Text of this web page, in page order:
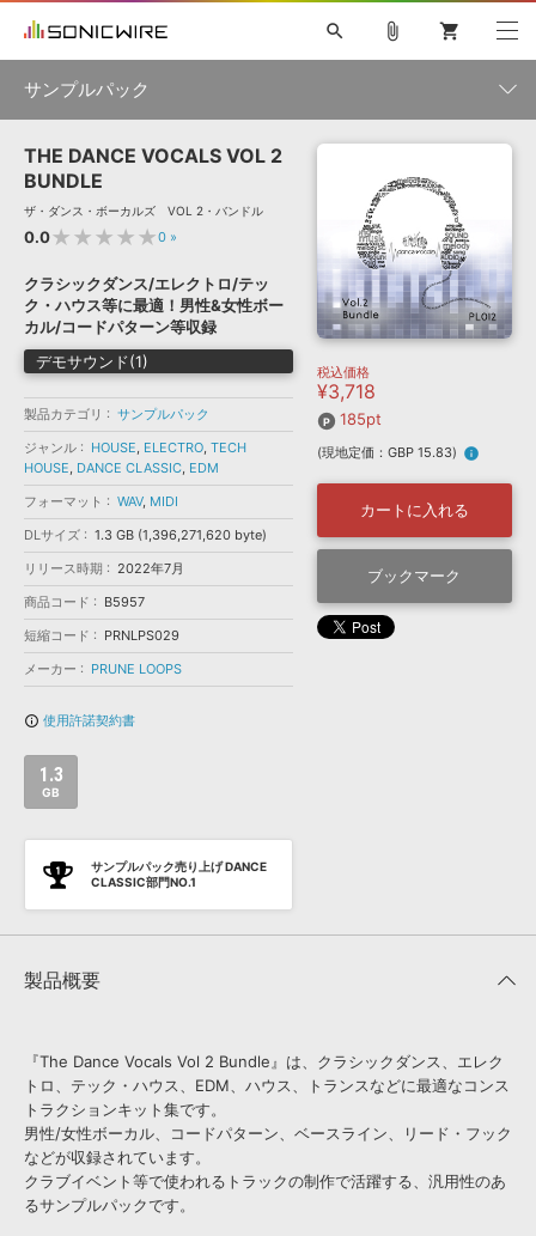
ソフト音源 »
プラグイン・エフェクト »
サンプルパック »
ソフトウェア／ツール »
DAW »
効果音 »
BGM »
特集 »
ニュースレター »
SONICWIREブログ »
製品サポート情報 »
DTMガイド »
FAQ »
お問い合わせ »
音楽カード
楽曲配信流通 サービス
無償のサウンド管理ソフト
APS
SLS
search
初音ミク NT 鏡音リン・レン V4X
KAITO V3
SPITFIRE AUDIO
VIENNA
EZ DRUMMER 3
ライセンスフリーBGM
ボーカル抜き出し
DUBSTEP
ELECTRONICA
EDM TRANCE MUTANT
ROUTER.FM
SONOCA
ソフト音源 プラグイン・エフェクト
ソフトウェア／ツール 効果音
attach_file shopping_cart
サンプルパック
製品一覧
メーカー
フォーマット
ランキング
THE DANCE VOCALS VOL 2
BUNDLE
ザ・ダンス・ボーカルズ VOL 2・バンドル
0.0★★★★★0 »
クラシックダンス/エレクトロ/テッ
ク・ハウス等に最適！男性&女性ボー
カル/コードパターン等収録
デモサウンド(1)
製品カテゴリ
サンプルパック
ジャンル
HOUSE, ELECTRO, TECH
HOUSE, DANCE CLASSIC, EDM
フォーマット
WAV, MIDI
DLサイズ
1.3 GB (1,396,271,620 byte)
リリース時期
2022年7月
商品コード
B5957
短縮コード
PRNLPS029
メーカー
PRUNE LOOPS
info_outline 使用許諾契約書
1.3
GB
サンプルパック売り上げ DANCE
CLASSIC部門NO.1
税込価格
¥3,718
185pt
(現地定価：GBP 15.83) info
カートに入れる
ブックマーク
製品概要
『The Dance Vocals Vol 2 Bundle』は、クラシックダンス、エレク
トロ、テック・ハウス、EDM、ハウス、トランスなどに最適なコンス
トラクションキット集です。
男性/女性ボーカル、コードパターン、ベースライン、リード・フック
などが収録されています。
クラブイベント等で使われるトラックの制作で活躍する、汎用性のあ
るサンプルパックです。